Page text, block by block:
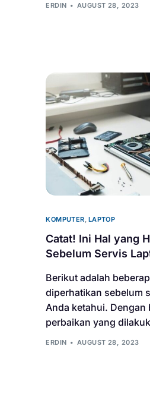
ERDIN AUGUST 28, 2023
KOMPUTER LAPTOP
Catat! Ini Hal yang
Sebelum Servis
Berikut adalah
diperhatikan sebelum
Anda ketahui.
perbaikan yang
ERDIN AUGUST 28, 2023